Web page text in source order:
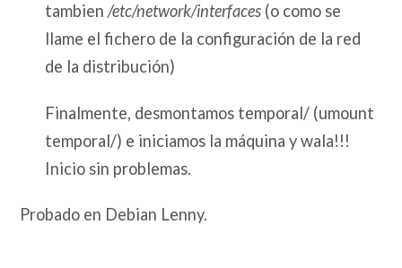
tambien /etc/network/interfaces(o como se
llame el fichero de la configuración de la red
de la distribución)
Finalmente, desmontamos temporal/ (umount
temporal/) e iniciamos la máquina y wala!!!
Inicio sin problemas.
Probado en Debian Lenny.